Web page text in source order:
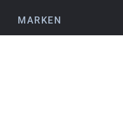
Stefan S.
16.02.2026
MARKEN